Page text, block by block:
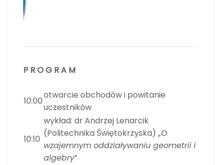
P R O G R A M
10:00
otwarcie obchodów i powitanie
uczestników
10:10
wykład: dr Andrzej Lenarcik
(Politechnika Świętokrzyska) „O
wzajemnym oddziaływaniu geometrii i
algebry”